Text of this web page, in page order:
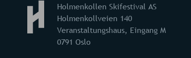
Holmenkollen Skifestival AS
Holmenkollveien 140
Veranstaltungshaus, Eingang M
0791 Oslo